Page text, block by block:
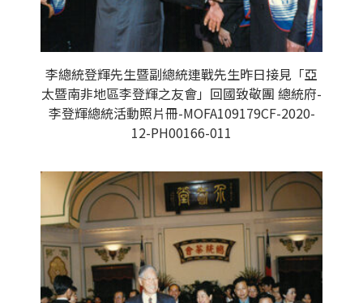
李總統登輝先生暨副總統連戰先生昨日接見「亞
太暨南非地區李登輝之友會」回國致敬團 總統府-
李登輝總統活動照片冊-MOFA109179CF-2020-
12-PH00166-011